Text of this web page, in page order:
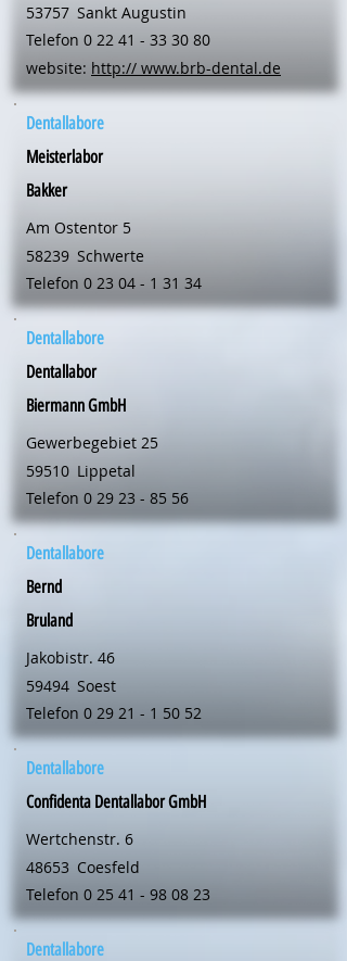
53757 Sankt Augustin
Telefon 0 22 41 - 33 30 80
website: http:// www.brb-dental.de
Dentallabore
Meisterlabor
Bakker
Am Ostentor 5
58239 Schwerte
Telefon 0 23 04 - 1 31 34
Dentallabore
Dentallabor
Biermann GmbH
Gewerbegebiet 25
59510 Lippetal
Telefon 0 29 23 - 85 56
Dentallabore
Bernd
Bruland
Jakobistr. 46
59494 Soest
Telefon 0 29 21 - 1 50 52
Dentallabore
Confidenta Dentallabor GmbH
Wertchenstr. 6
48653 Coesfeld
Telefon 0 25 41 - 98 08 23
Dentallabore